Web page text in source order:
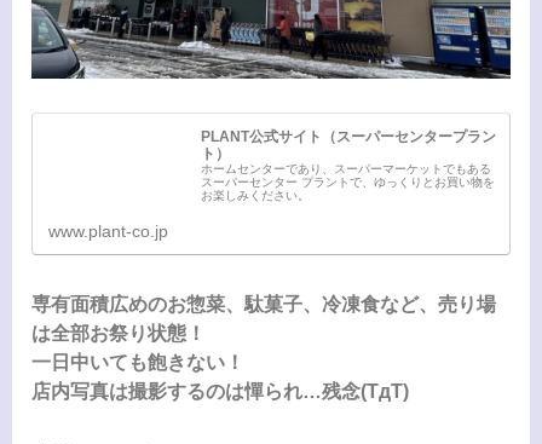
PLANT公式サイト（スーパーセンタープラン
ト）
ホームセンターであり、スーパーマーケットでもある
スーパーセンター プラントで、ゆっくりとお買い物を
お楽しみください。
www.plant-co.jp
専有面積広めのお惣菜、駄菓子、冷凍食など、売り場
は全部お祭り状態！
一日中いても飽きない！
店内写真は撮影するのは憚られ…残念(TдT)